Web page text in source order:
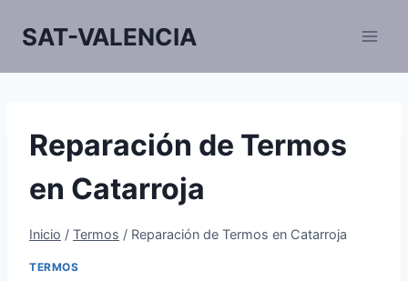
SAT-VALENCIA
Reparación de Termos
en Catarroja
Inicio / Termos / Reparación de Termos en Catarroja
TERMOS